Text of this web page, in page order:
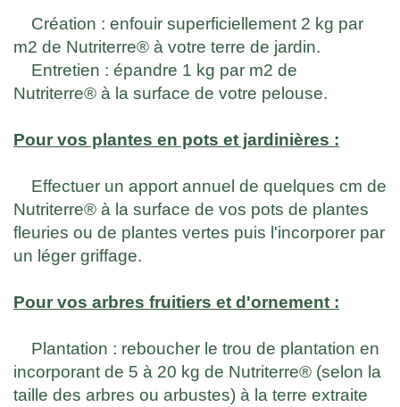
Création : enfouir superficiellement 2 kg par
m2 de Nutriterre® à votre terre de jardin.
Entretien : épandre 1 kg par m2 de
Nutriterre® à la surface de votre pelouse.
Pour vos plantes en pots et jardinières :
Effectuer un apport annuel de quelques cm de
Nutriterre® à la surface de vos pots de plantes
fleuries ou de plantes vertes puis l'incorporer par
un léger griffage.
Pour vos arbres fruitiers et d'ornement :
Plantation : reboucher le trou de plantation en
incorporant de 5 à 20 kg de Nutriterre® (selon la
taille des arbres ou arbustes) à la terre extraite